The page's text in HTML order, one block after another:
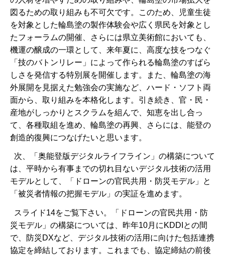
図るための取り組みも不可欠です。このため、児童生徒
を対象とした輪島塗の製作体験会や広く県民を対象とし
たフォーラムの開催、さらには県立美術館においても、
機運の醸成の一環として、来年夏に、高度な技をつなぐ
「技のバトンリレー」によって作られる輪島塗のすばら
しさを発信する特別展を開催します。また、輪島塗の海
外展開を見据えた勉強会の実施など、ハード・ソフト両
面から、取り組みを本格化します。引き続き、官・民・
産地がしっかりとスクラムを組んで、知恵を出し合っ
て、各種取組を進め、輪島塗の再興、さらには、能登の
創造的復興につなげたいと思います。
次、「奥能登版デジタルライフライン」の構築について
は、平時から有事までの切れ目ないデジタル技術の活用
モデルとして、「ドローンの官民共用・防災モデル」と
「被災者情報の把握モデル」の実証を進めます。
スライド14をご覧下さい。「ドローンの官民共用・防
災モデル」の構築については、昨年10月にKDDIとの間
で、防災DXなど、デジタル技術の活用に向けた包括連携
協定を締結しております。これまでも、協定締結の前後